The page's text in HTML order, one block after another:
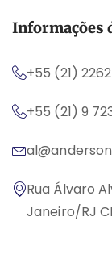
Informações
+55 (21)
+55 (21) 9
Rua Álvaro
Janeiro/RJ